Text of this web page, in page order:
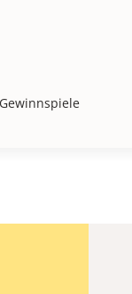
Gewinnspiele